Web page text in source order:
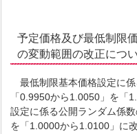
予定価格及び最低制限
の変動範囲の改正につ
最低制限基本価格設定に
「0.9950から1.0050」を「
設定に係る公開ランダム係
を「1.0000から1.0100」に